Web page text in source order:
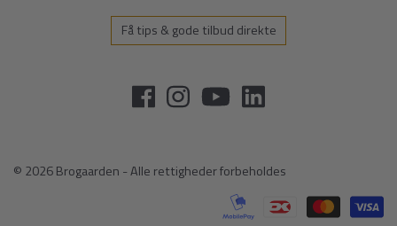
Få tips & gode tilbud direkte
© 2026 Brogaarden - Alle rettigheder forbeholdes